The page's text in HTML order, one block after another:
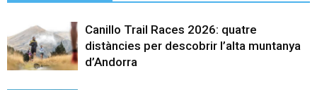
Canillo Trail Races 2026: quatre
distàncies per descobrir l’alta muntanya
d’Andorra